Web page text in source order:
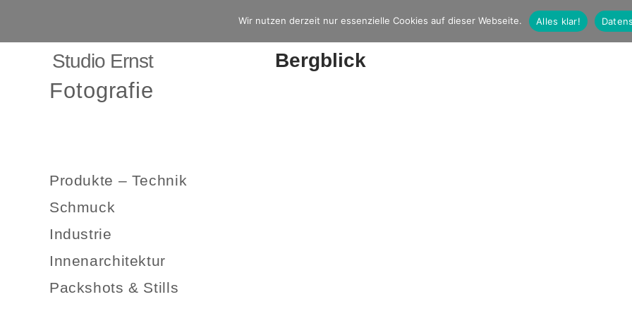
Studio Ernst
Fotografie
Produkte – Technik
Schmuck
Industrie
Innenarchitektur
Packshots & Stills
Bergblick
Wir nutzen derzeit nur essenzielle Cookies auf dieser Webseite. Alles klar!